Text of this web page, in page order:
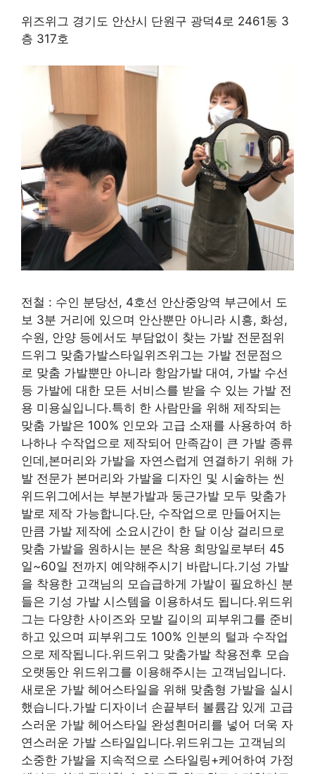
위즈위그 경기도 안산시 단원구 광덕4로 2461동 3
층 317호
전철 : 수인 분당선, 4호선 안산중앙역 부근에서 도
보 3분 거리에 있으며 안산뿐만 아니라 시흥, 화성,
수원, 안양 등에서도 부담없이 찾는 가발 전문점위
드위그 맞춤가발스타일위즈위그는 가발 전문점으
로 맞춤 가발뿐만 아니라 항암가발 대여, 가발 수선
등 가발에 대한 모든 서비스를 받을 수 있는 가발 전
용 미용실입니다.특히 한 사람만을 위해 제작되는
맞춤 가발은 100% 인모와 고급 소재를 사용하여 하
나하나 수작업으로 제작되어 만족감이 큰 가발 종류
인데,본머리와 가발을 자연스럽게 연결하기 위해 가
발 전문가 본머리와 가발을 디자인 및 시술하는 씬
위드위그에서는 부분가발과 둥근가발 모두 맞춤가
발로 제작 가능합니다.단, 수작업으로 만들어지는
만큼 가발 제작에 소요시간이 한 달 이상 걸리므로
맞춤 가발을 원하시는 분은 착용 희망일로부터 45
일~60일 전까지 예약해주시기 바랍니다.기성 가발
을 착용한 고객님의 모습급하게 가발이 필요하신 분
들은 기성 가발 시스템을 이용하셔도 됩니다.위드위
그는 다양한 사이즈와 모발 길이의 피부위그를 준비
하고 있으며 피부위그도 100% 인분의 털과 수작업
으로 제작됩니다.위드위그 맞춤가발 착용전후 모습
오랫동안 위드위그를 이용해주시는 고객님입니다.
새로운 가발 헤어스타일을 위해 맞춤형 가발을 실시
했습니다.가발 디자이너 손끝부터 볼륨감 있게 고급
스러운 가발 헤어스타일 완성흰머리를 넣어 더욱 자
연스러운 가발 스타일입니다.위드위그는 고객님의
소중한 가발을 지속적으로 스타일링+케어하여 가정